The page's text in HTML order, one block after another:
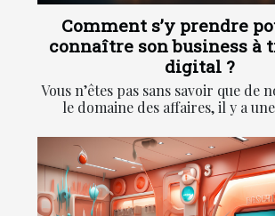
Comment s’y prendre
connaître son business à
digital ?
Vous n’êtes pas sans savoir que de
le domaine des affaires, il y a